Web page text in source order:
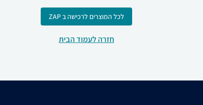
לכל המוצרים לרכישה ב ZAP
חזרה לעמוד הבית